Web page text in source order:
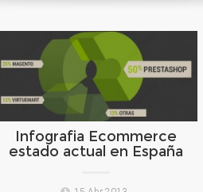
Infografia Ecommerce
estado actual en España